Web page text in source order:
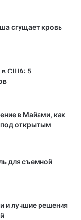
сгущает кровь
в США: 5
в Майами, как
под открытым
для съемной
и лучшие решения